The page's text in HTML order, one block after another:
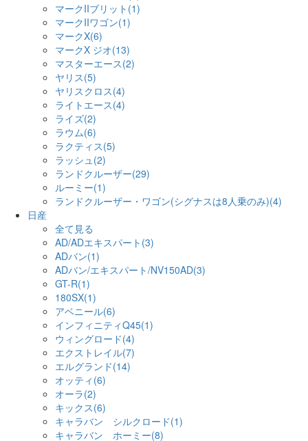
マークIIブリット(1)
マークIIワゴン(1)
マークX(6)
マークX ジオ(13)
マスターエース(2)
ヤリス(5)
ヤリスクロス(4)
ライトエース(4)
ライズ(2)
ラウム(6)
ラクティス(5)
ラッシュ(2)
ランドクルーザー(29)
ルーミー(1)
ランドクルーザー・ワゴン(シグナスは8人乗のみ)(4)
日産
全て見る
AD/ADエキスパート(3)
ADバン(1)
ADバン/エキスパート/NV150AD(3)
GT-R(1)
180SX(1)
アベニール(6)
インフィニティQ45(1)
ウィングロード(4)
エクストレイル(7)
エルグランド(14)
オッティ(6)
オーラ(2)
キックス(6)
キャラバン シルクロード(1)
キャラバン ホーミー(8)